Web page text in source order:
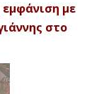
με
στο